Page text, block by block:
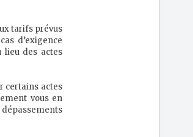
tarifs prévus
d’exigence
lieu des actes
certains actes
vous en